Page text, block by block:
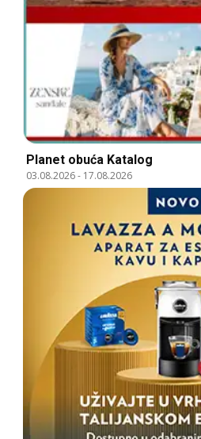
Planet obuća Katalog
03.08.2026- 17.08.2026